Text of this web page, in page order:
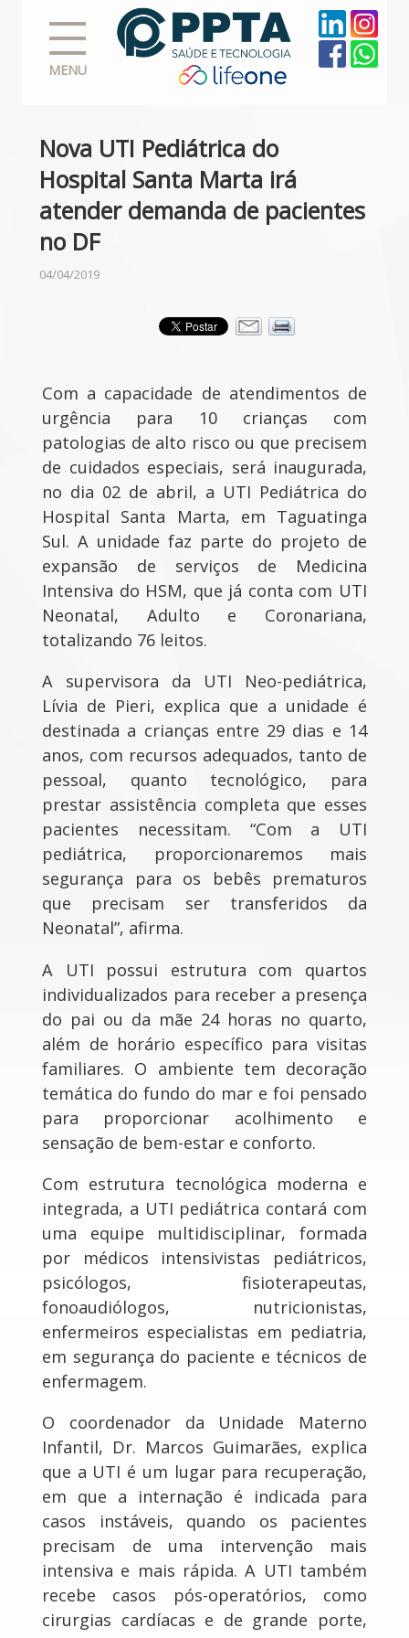
MENU
Nova UTI Pediátrica do
Hospital Santa Marta irá
atender demanda de pacientes
no DF
04/04/2019
Com a capacidade de atendimentos de
urgência para 10 crianças com
patologias de alto risco ou que precisem
de cuidados especiais, será inaugurada,
no dia 02 de abril, a UTI Pediátrica do
Hospital Santa Marta, em Taguatinga
Sul. A unidade faz parte do projeto de
expansão de serviços de Medicina
Intensiva do HSM, que já conta com UTI
Neonatal, Adulto e Coronariana,
totalizando 76 leitos.
A supervisora da UTI Neo-pediátrica,
Lívia de Pieri, explica que a unidade é
destinada a crianças entre 29 dias e 14
anos, com recursos adequados, tanto de
pessoal, quanto tecnológico, para
prestar assistência completa que esses
pacientes necessitam. “Com a UTI
pediátrica, proporcionaremos mais
segurança para os bebês prematuros
que precisam ser transferidos da
Neonatal”, afirma.
A UTI possui estrutura com quartos
individualizados para receber a presença
do pai ou da mãe 24 horas no quarto,
além de horário específico para visitas
familiares. O ambiente tem decoração
temática do fundo do mar e foi pensado
para proporcionar acolhimento e
sensação de bem-estar e conforto.
Com estrutura tecnológica moderna e
integrada, a UTI pediátrica contará com
uma equipe multidisciplinar, formada
por médicos intensivistas pediátricos,
psicólogos, fisioterapeutas,
fonoaudiólogos, nutricionistas,
enfermeiros especialistas em pediatria,
em segurança do paciente e técnicos de
enfermagem.
O coordenador da Unidade Materno
Infantil, Dr. Marcos Guimarães, explica
que a UTI é um lugar para recuperação,
em que a internação é indicada para
casos instáveis, quando os pacientes
precisam de uma intervenção mais
intensiva e mais rápida. A UTI também
recebe casos pós-operatórios, como
cirurgias cardíacas e de grande porte,